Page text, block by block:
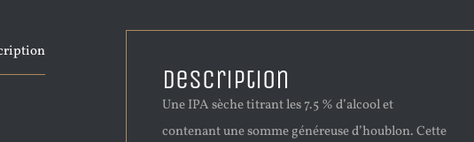
Description
Une IPA sèche titrant les 7.5 % d’alcool et
contenant une somme généreuse d’houblon. Cette